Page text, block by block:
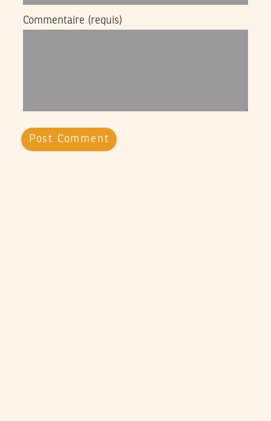
Commentaire (requis)